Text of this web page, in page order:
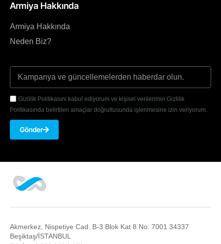
Armiya Hakkında
Armiya Hakkında
Neden Biz?
Gizlilik Politikasını kabul ediyorum ve kişisel verilerimin Gizlilik
Politikasında belirtilen amaçlar doğrultusunda işlenmesine izin veriyorum.
Gönder
Akmerkez, Nispetiye Cad. B-3 Blok Kat 8 No: 7001 34337
Beşiktaş/İSTANBUL